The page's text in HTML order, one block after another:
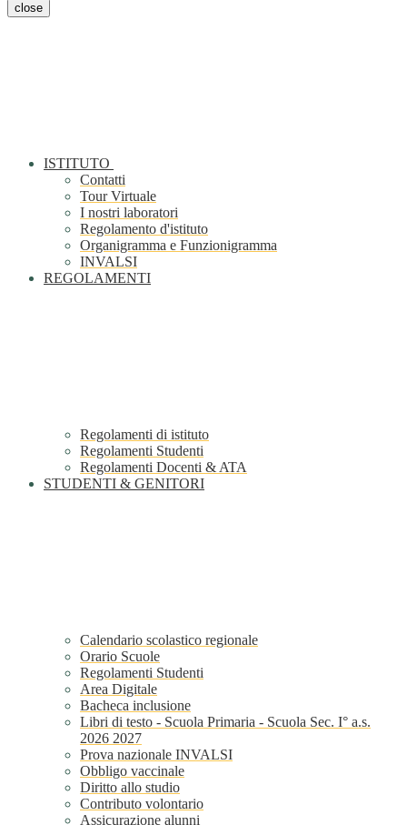
close
ISTITUTO
Contatti
Tour Virtuale
I nostri laboratori
Regolamento d'istituto
Organigramma e Funzionigramma
INVALSI
REGOLAMENTI
Regolamenti di istituto
Regolamenti Studenti
Regolamenti Docenti & ATA
STUDENTI & GENITORI
Calendario scolastico regionale
Orario Scuole
Regolamenti Studenti
Area Digitale
Bacheca inclusione
Libri di testo - Scuola Primaria - Scuola Sec. I° a.s.
2026 2027
Prova nazionale INVALSI
Obbligo vaccinale
Diritto allo studio
Contributo volontario
Assicurazione alunni